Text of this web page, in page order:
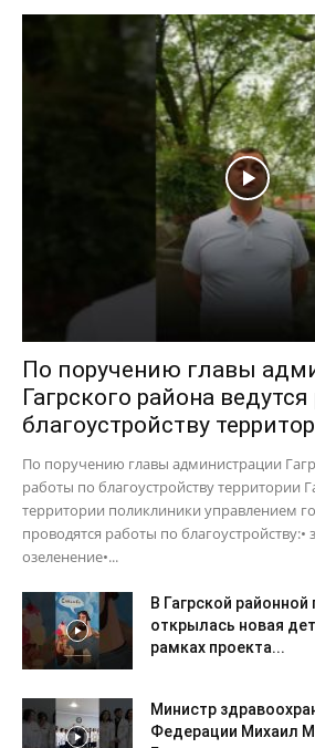
По поручению главы
Гагрского района
благоустройству
По поручению главы администрации
работы по благоустройству территории
территории поликлиники управлением
проводятся работы по благоустройству:•
озеленение•...
В Гагрской
открылась новая
рамках проекта...
Министр
Федерации Михаил